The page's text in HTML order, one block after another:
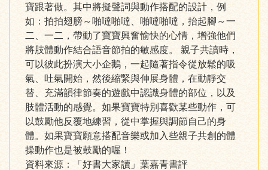
寶跟著做。其中將擬聲詞與動作搭配的設計，例
如：拍拍翅膀～啪噠啪噠、啪噠啪噠，抬起腳～一
二、一二，帶動了寶寶興奮愉快的心情，增強他們
將肢體動作結合語音節拍的敏感度。 親子共讀時，
可以彼此扮演大小企鵝，一起隨著指令從放鬆的吸
氣、吐氣開始，然後縮緊與伸展身體，在動靜交
替、充滿韻律節奏的遊戲中認識身體的部位，以及
肢體活動的感覺。如果寶寶特別喜歡某些動作，可
以鼓勵他反覆地練習，從中掌握與調節自己的身
體。如果寶寶願意搭配音樂或加入些親子共創的體
操動作也是被鼓勵的喔！
資料來源：「好書大家讀」葉嘉青書評